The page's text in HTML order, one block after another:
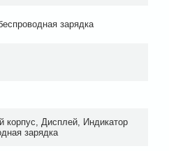
зарядка
корпус, Дисплей, Индикатор
зарядка